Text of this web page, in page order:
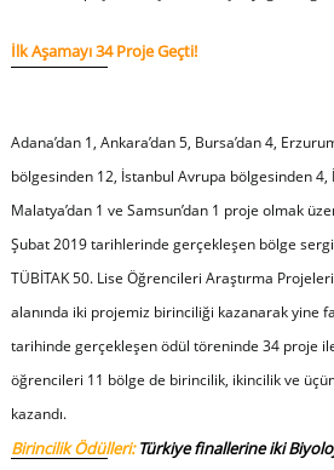
İlk Aşamayı 34 Proje Geçti!
Adana’dan 1, Ankara’dan 5, Bursa’dan 4,
bölgesinden 12, İstanbul Avrupa bölgesinden 4,
Malatya’dan 1 ve Samsun’dan 1 proje olmak
Şubat 2019 tarihlerinde gerçekleşen bölge
TÜBİTAK 50. Lise Öğrencileri Araştırma Projeleri
alanında iki projemiz birinciliği kazanarak yine
tarihinde gerçekleşen ödül töreninde 34 proje
öğrencileri 11 bölge de birincilik, ikincilik ve
kazandı.
Birincilik Ödülleri:Türkiye finallerine iki